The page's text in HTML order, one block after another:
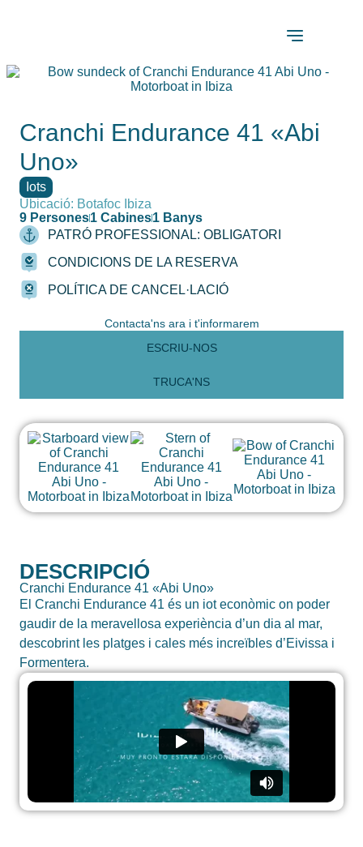
Cranchi Endurance 41 «Abi
Uno»
Iots
Ubicació: Botafoc Ibiza
9 Persones1 Cabines1 Banys
PATRÓ PROFESSIONAL: OBLIGATORI
CONDICIONS DE LA RESERVA
POLÍTICA DE CANCEL·LACIÓ
Contacta'ns ara i t'informarem
ESCRIU-NOS
TRUCA'NS
DESCRIPCIÓ
Cranchi Endurance 41 «Abi Uno»
El Cranchi Endurance 41 és un iot econòmic on poder
gaudir de la meravellosa experiència d’un dia al mar,
descobrint les platges i cales més increïbles d’Eivissa i
Formentera.